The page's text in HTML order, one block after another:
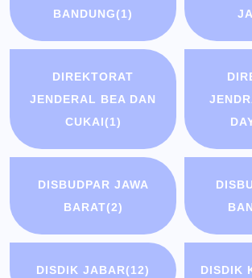
BANDUNG(1)
DIREKTORAT
JENDERAL BEA DAN
CUKAI(1)
DISBUDPAR JAWA
BARAT(2)
DISDIK JABAR(12)
DISDIK